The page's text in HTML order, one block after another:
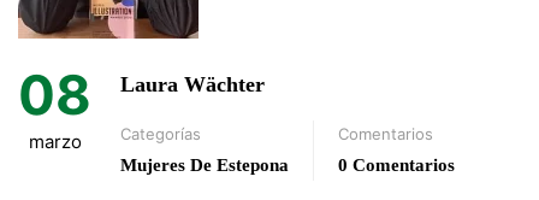
08
marzo
Laura Wächter
Categorías
Mujeres De Estepona
Comentarios
0 Comentarios